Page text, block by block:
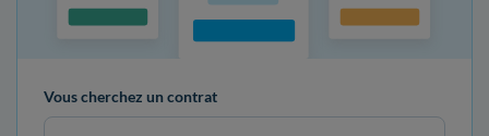
Vous cherchez un contrat